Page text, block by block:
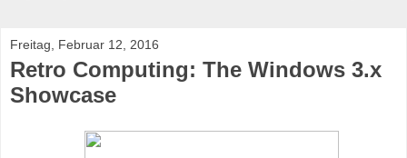
Freitag, Februar 12, 2016
Retro Computing: The Windows 3.x
Showcase